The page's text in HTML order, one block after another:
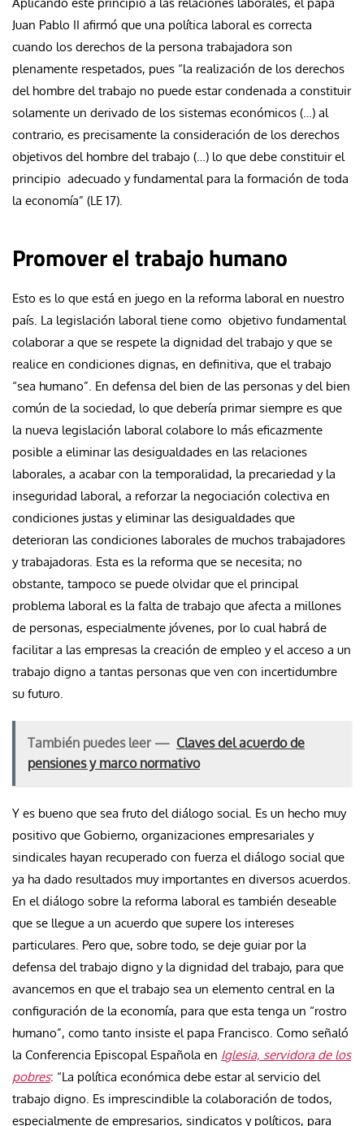
Juan Pablo II afirmó que una política laboral es correcta
cuando los derechos de la persona trabajadora son
plenamente respetados, pues “la realización de los derechos
del hombre del trabajo no puede estar condenada a constituir
solamente un derivado de los sistemas económicos (…) al
contrario, es precisamente la consideración de los derechos
objetivos del hombre del trabajo (…) lo que debe constituir el
principio adecuado y fundamental para la formación de toda
la economía” (LE 17).
Promover el trabajo humano
Esto es lo que está en juego en la reforma laboral en nuestro
país. La legislación laboral tiene como objetivo fundamental
colaborar a que se respete la dignidad del trabajo y que se
realice en condiciones dignas, en definitiva, que el trabajo
“sea humano”. En defensa del bien de las personas y del bien
común de la sociedad, lo que debería primar siempre es que
la nueva legislación laboral colabore lo más eficazmente
posible a eliminar las desigualdades en las relaciones
laborales, a acabar con la temporalidad, la precariedad y la
inseguridad laboral, a reforzar la negociación colectiva en
condiciones justas y eliminar las desigualdades que
deterioran las condiciones laborales de muchos trabajadores
y trabajadoras. Esta es la reforma que se necesita; no
obstante, tampoco se puede olvidar que el principal
problema laboral es la falta de trabajo que afecta a millones
de personas, especialmente jóvenes, por lo cual habrá de
facilitar a las empresas la creación de empleo y el acceso a un
trabajo digno a tantas personas que ven con incertidumbre
su futuro.
También puedes leer — Claves del acuerdo de
pensiones y marco normativo
Y es bueno que sea fruto del diálogo social. Es un hecho muy
positivo que Gobierno, organizaciones empresariales y
sindicales hayan recuperado con fuerza el diálogo social que
ya ha dado resultados muy importantes en diversos acuerdos.
En el diálogo sobre la reforma laboral es también deseable
que se llegue a un acuerdo que supere los intereses
particulares. Pero que, sobre todo, se deje guiar por la
defensa del trabajo digno y la dignidad del trabajo, para que
avancemos en que el trabajo sea un elemento central en la
configuración de la economía, para que esta tenga un “rostro
humano”, como tanto insiste el papa Francisco. Como señaló
la Conferencia Episcopal Española en Iglesia, servidora de los
pobres: “La política económica debe estar al servicio del
trabajo digno. Es imprescindible la colaboración de todos,
especialmente de empresarios, sindicatos y políticos, para